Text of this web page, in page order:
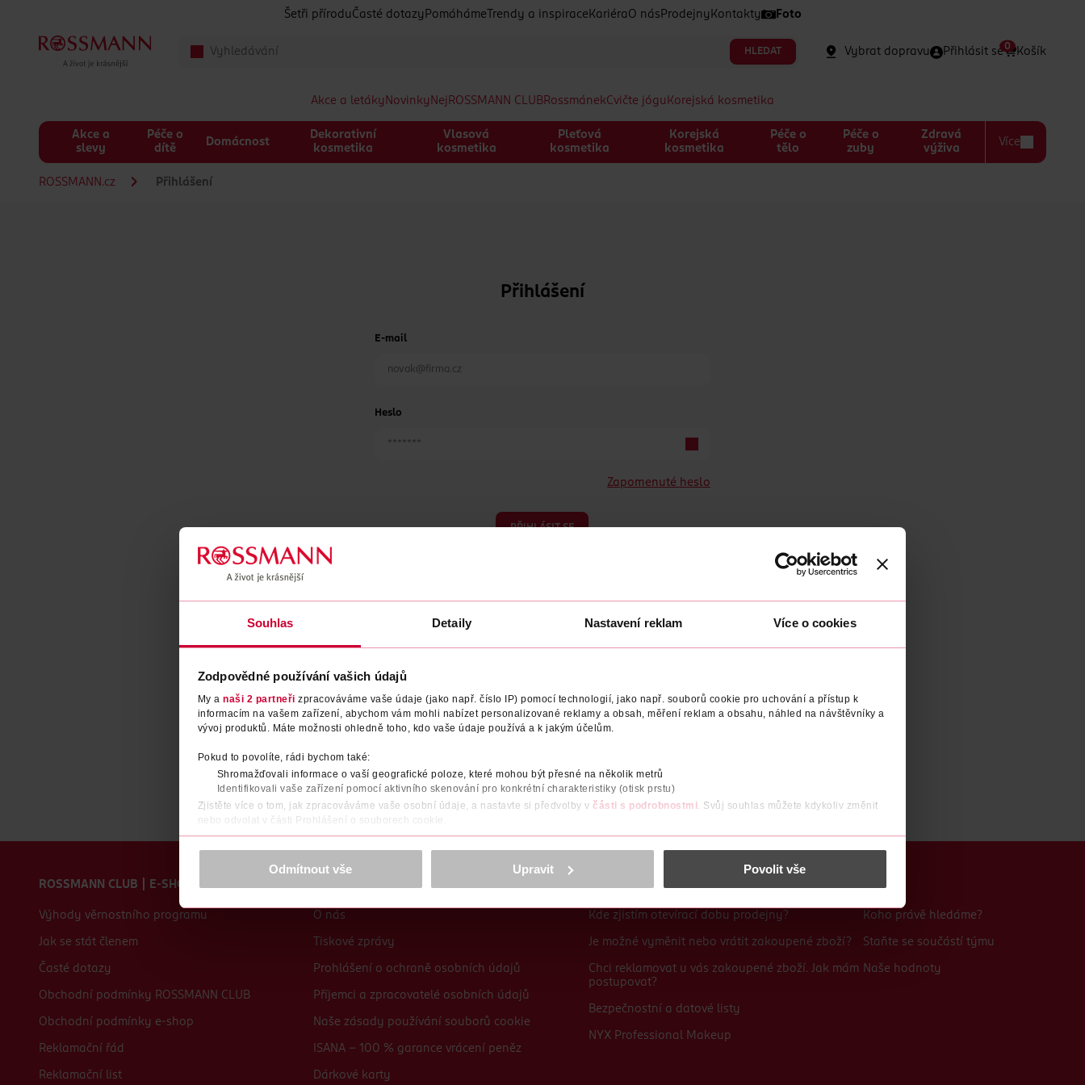
Souhlas Detaily Nastavení reklam Více o cookies
Zodpovědné používání vašich údajů
My a naši 2 partneři zpracováváme vaše údaje (jako např. číslo IP) pomocí technologií, jako např. souborů cookie pro uchování a přístup k
informacím na vašem zařízení, abychom vám mohli nabízet personalizované reklamy a obsah, měření reklam a obsahu, náhled na návštěvníky a
vývoj produktů. Máte možnosti ohledně toho, kdo vaše údaje používá a k jakým účelům.
Pokud to povolíte, rádi bychom také:
Shromažďovali informace o vaší geografické poloze, které mohou být přesné na několik metrů
Identifikovali vaše zařízení pomocí aktivního skenování pro konkrétní charakteristiky (otisk prstu)
Zjistěte více o tom, jak zpracováváme vaše osobní údaje, a nastavte si předvolby v části s podrobnostmi. Svůj souhlas můžete kdykoliv změnit
nebo odvolat v části Prohlášení o souborech cookie.
K provozu stránek, personalizaci obsahu a reklam, funkcí sociálních médií, analýze návštěvnosti, které mohou nést osobní údaje.
prohlášení o ochraně osobních údajů.
Děkujeme za pochopení. >více o cookies<
Odmítnout vše Upravit Povolit vše
Šetři přírodu Časté dotazy Pomáháme Trendy a inspirace Kariéra O nás Prodejny Kontakty Foto
HLEDAT Vybrat dopravu Přihlásit se Košík
0
Akce a letáky Novinky Nej ROSSMANN CLUBRossmánekCvičte jógu Korejská kosmetika
Akce a
slevy
Péče o
dítě
Domácnost
Dekorativní
kosmetika
Vlasová
kosmetika
Pleťová
kosmetika
Korejská
kosmetika
Péče o
tělo
Péče o
zuby
Zdravá
výživa
Více
ROSSMANN.cz Přihlášení
Přihlášení
E-mail
Heslo
Zapomenuté heslo
PŘIHLÁSIT SE
Nemáte účet? Registrujte se e-mailem
ROSSMANN CLUB | E-SHOP
Výhody věrnostního programu
Jak se stát členem
Časté dotazy
Obchodní podmínky ROSSMANN CLUB
Obchodní podmínky e-shop
Reklamační řád
Reklamační list
O nás
Tiskové zprávy
Prohlášení o ochraně osobních údajů
Příjemci a zpracovatelé osobních údajů
Naše zásady používání souborů cookie
ISANA - 100 % garance vrácení peněz
Dárkové karty
Časté dotazy
Kde zjistím otevírací dobu prodejny?
Je možné vyměnit nebo vrátit zakoupené zboží?
Chci reklamovat u vás zakoupené zboží. Jak mám
postupovat?
Bezpečnostní a datové listy
NYX Professional Makeup
Kariéra
Koho právě hledáme?
Staňte se součástí týmu
Naše hodnoty